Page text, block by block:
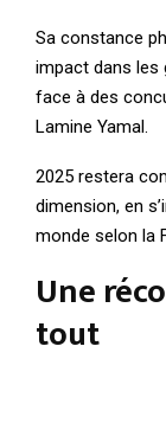
Sa constance
impact dans les
face à des
Lamine Yamal.
2025 restera
dimension, en
monde selon la
Une
tout